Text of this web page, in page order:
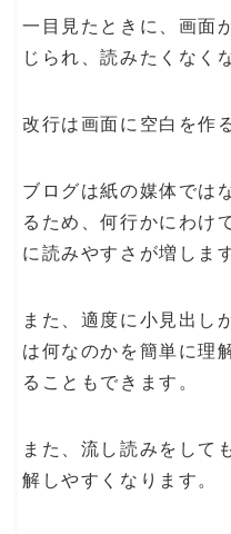
一目見たときに、画面
じられ、読みたくなく
改行は画面に空白を作
ブログは紙の媒体では
るため、何行かにわけ
に読みやすさが増しま
また、適度に小見出し
は何なのかを簡単に理
ることもできます。
また、流し読みをして
解しやすくなります。